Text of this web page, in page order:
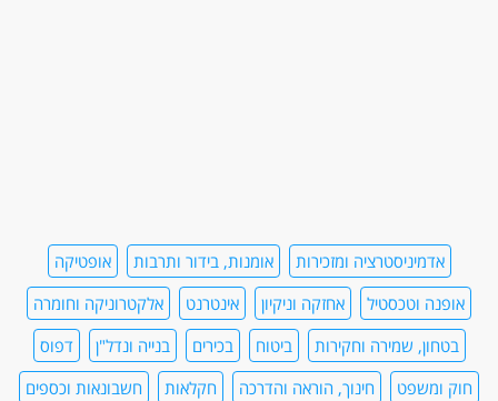
אדמיניסטרציה ומזכירות אומנות, בידור ותרבות
אופטיקה
אופנה וטכסטיל
אחזקה וניקיון אינטרנט
אלקטרוניקה וחומרה
בטחון, שמירה וחקירות
ביטוח בכירים בנייה ונדל"ן
דפוס
חוק ומשפט
חינוך, הוראה והדרכה חקלאות
חשבונאות וכספים